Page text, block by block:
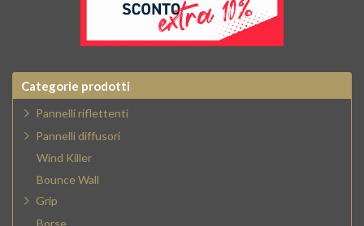
Categorie prodotti
Pannelli riflettenti
Pannelli diffusori
Wind Killer
Bounce Wall
Grip
Borse